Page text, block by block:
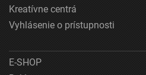
Kreatívne centrá
Vyhlásenie o prístupnosti
E-SHOP